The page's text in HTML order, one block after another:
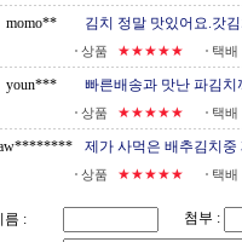
momo**
김치 정말 맛있어요.갓
상품 ★★★★★ 택배
youn***
빠른배송과 맛난 파김
상품 ★★★★★ 택배
제가 사먹은 배추김치
상품 ★★★★★ 택배
름 : 첨부 :